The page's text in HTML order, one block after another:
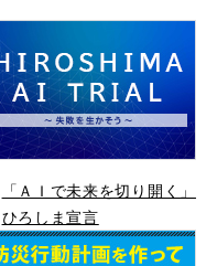
「ＡＩで未来を切り開く」
ひろしま宣言